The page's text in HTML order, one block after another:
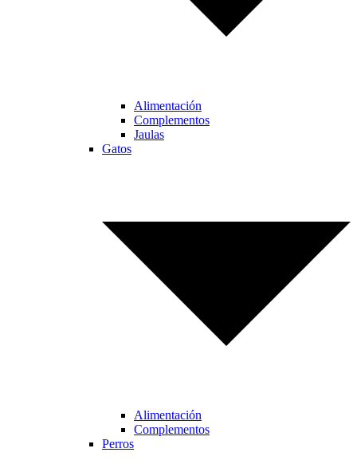
Alimentación
Complementos
Jaulas
Gatos
Alimentación
Complementos
Perros